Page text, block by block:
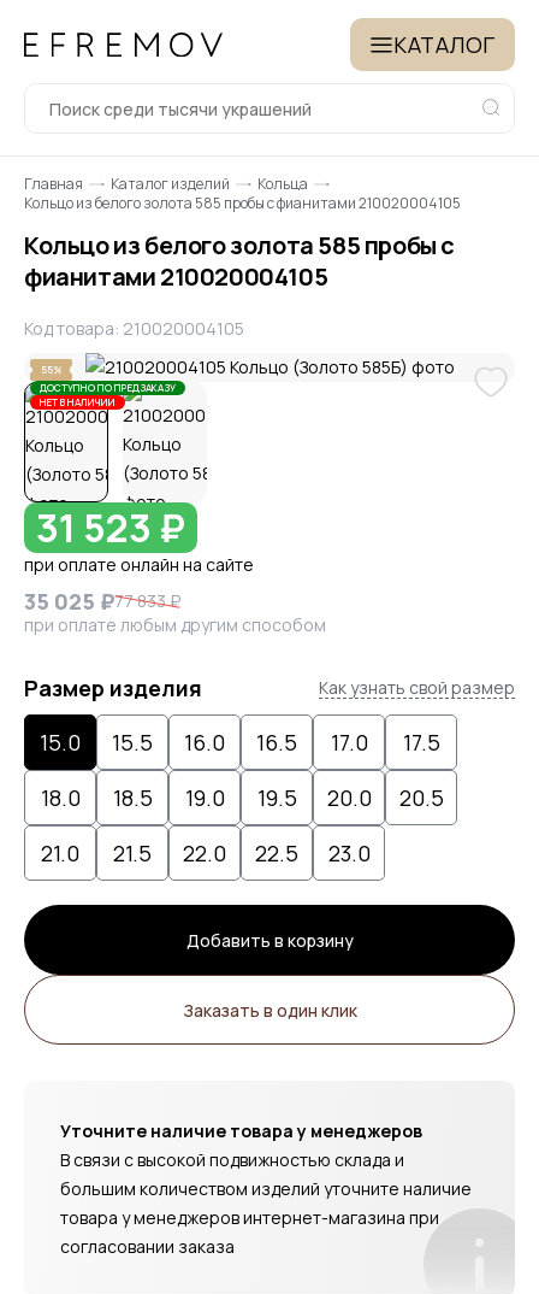
КАТАЛОГ
Главная Каталог изделий
Кольца
Кольцо из белого золота 585 пробы с фианитами 210020004105
Кольцо из белого золота 585 пробы с
фианитами 210020004105
Код товара: 210020004105
55%
ДОСТУПНО ПО ПРЕДЗАКАЗУ
НЕТ В НАЛИЧИИ
31 523 ₽
при оплате онлайн на сайте
35 025 ₽77 833 ₽
при оплате любым другим способом
Размер изделия Как узнать свой размер
15.0 15.5 16.0 16.5 17.0
17.5
18.0
18.5 19.0 19.5 20.0
20.5
21.0
21.5 22.0 22.5 23.0
Добавить в корзину
Заказать в один клик
Уточните наличие товара у менеджеров
В связи с высокой подвижностью склада и
большим количеством изделий уточните наличие
товара у менеджеров интернет-магазина при
согласовании заказа